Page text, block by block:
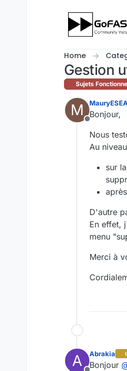
Home
Gestion
Sujets
M
Offline
Bonjour,
Nous
Au
sur
D'autre
En effet,
menu
Merci à
A Abrakia
Bonjour